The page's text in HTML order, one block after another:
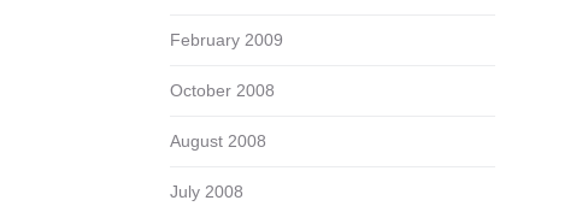
February 2009
October 2008
August 2008
July 2008